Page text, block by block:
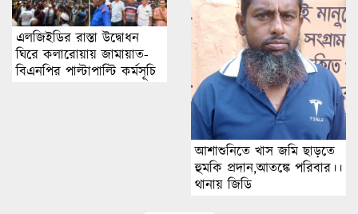
এলজিইডির রাস্তা উদ্বোধন
ঘিরে কলারোয়ায় জামায়াত-
বিএনপির পাল্টাপাল্টি কর্মসূচি
আশাশুনিতে খাস জমি ছাড়তে
হুমকি প্রদান,আতঙ্কে পরিবার।।
থানায় জিডি